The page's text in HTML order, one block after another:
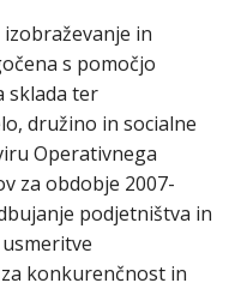
izobraževanje in
s pomočjo
sklada ter
družino in socialne
Operativnega
za obdobje 2007-
podjetništva in
konkurenčnost in